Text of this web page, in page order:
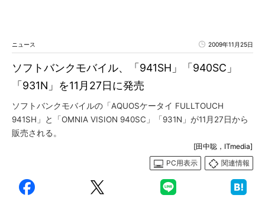
ニュース 2009年11月25日
ソフトバンクモバイル、「941SH」「940SC」
「931N」を11月27日に発売
ソフトバンクモバイルの「AQUOSケータイ FULLTOUCH
941SH」と「OMNIA VISION 940SC」「931N」が11月27日から
販売される。
[田中聡，ITmedia]
PC用表示
関連情報